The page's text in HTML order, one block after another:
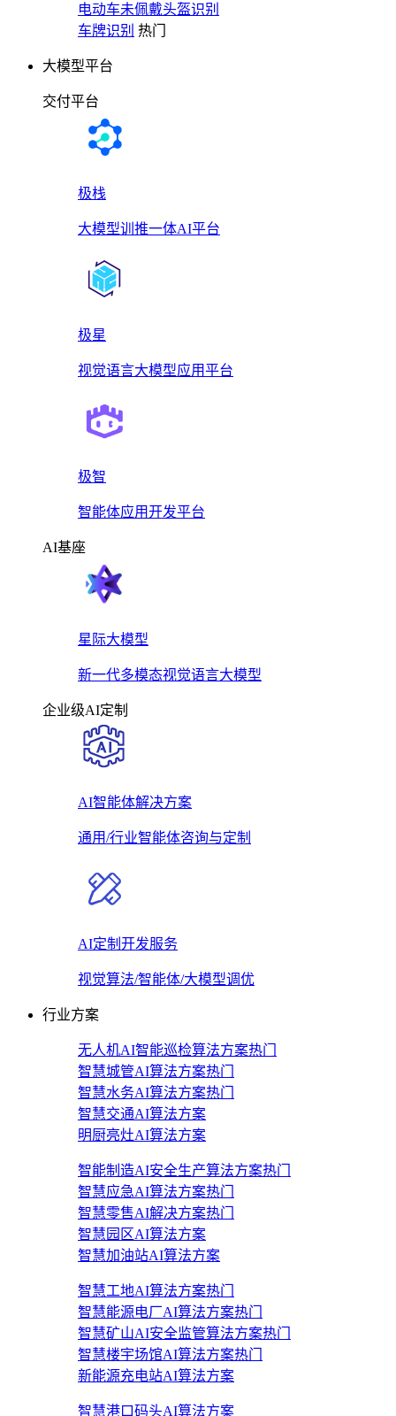
电动车未佩戴头盔识别
车牌识别 热门
大模型平台
交付平台
极栈
大模型训推一体AI平台
极星
视觉语言大模型应用平台
极智
智能体应用开发平台
AI基座
星际大模型
新一代多模态视觉语言大模型
企业级AI定制
AI智能体解决方案
通用/行业智能体咨询与定制
AI定制开发服务
视觉算法/智能体/大模型调优
行业方案
无人机AI智能巡检算法方案热门
智慧城管AI算法方案热门
智慧水务AI算法方案热门
智慧交通AI算法方案
明厨亮灶AI算法方案
智能制造AI安全生产算法方案热门
智慧应急AI算法方案热门
智慧零售AI解决方案热门
智慧园区AI算法方案
智慧加油站AI算法方案
智慧工地AI算法方案热门
智慧能源电厂AI算法方案热门
智慧矿山AI安全监管算法方案热门
智慧楼宇场馆AI算法方案热门
新能源充电站AI算法方案
智慧港口码头AI算法方案